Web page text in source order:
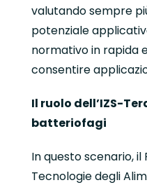
valutando sempre
potenziale
normativo in rapida
consentire
Il ruolo dell’IZS-
batteriofagi
In questo scenario,
Tecnologie degli